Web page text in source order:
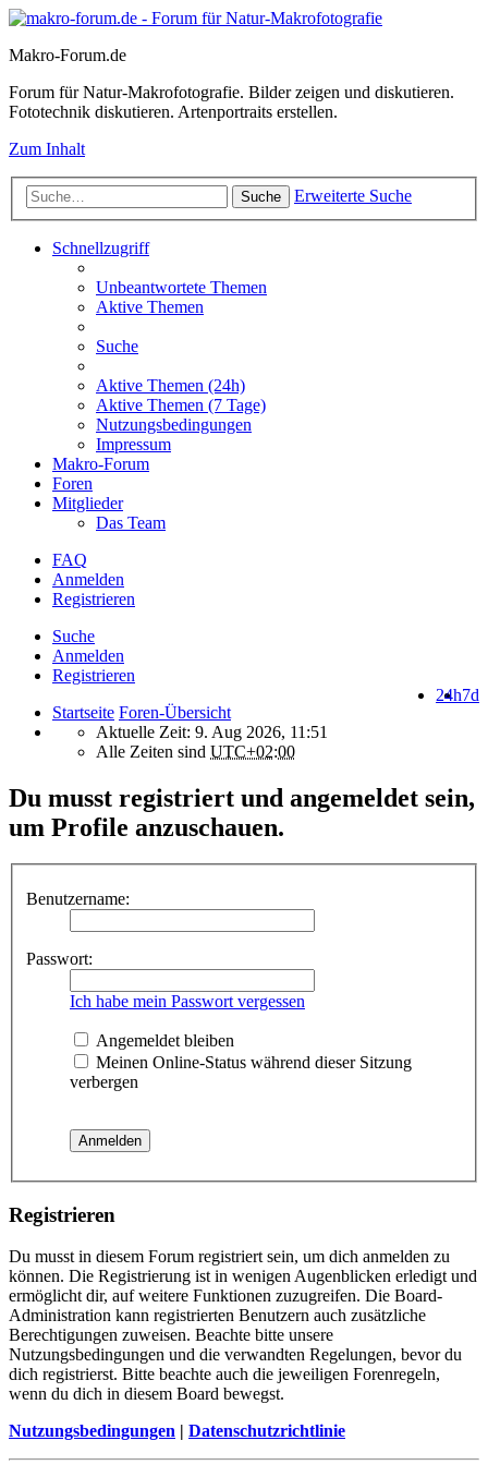
Makro-Forum.de
Forum für Natur-Makrofotografie. Bilder zeigen und diskutieren.
Fototechnik diskutieren. Artenportraits erstellen.
Zum Inhalt
Suche Erweiterte Suche
Schnellzugriff
Unbeantwortete Themen
Aktive Themen
Suche
Aktive Themen (24h)
Aktive Themen (7 Tage)
Nutzungsbedingungen
Impressum
Makro-Forum
Foren
Mitglieder
Das Team
FAQ
Anmelden
Registrieren
Suche
Anmelden
Registrieren
7d
24h
Startseite Foren-Übersicht
Aktuelle Zeit: 9. Aug 2026, 11:51
Alle Zeiten sind UTC+02:00
Du musst registriert und angemeldet sein,
um Profile anzuschauen.
Benutzername:
Passwort:
Ich habe mein Passwort vergessen
Angemeldet bleiben
Meinen Online-Status während dieser Sitzung
verbergen
Registrieren
Du musst in diesem Forum registriert sein, um dich anmelden zu
können. Die Registrierung ist in wenigen Augenblicken erledigt und
ermöglicht dir, auf weitere Funktionen zuzugreifen. Die Board-
Administration kann registrierten Benutzern auch zusätzliche
Berechtigungen zuweisen. Beachte bitte unsere
Nutzungsbedingungen und die verwandten Regelungen, bevor du
dich registrierst. Bitte beachte auch die jeweiligen Forenregeln,
wenn du dich in diesem Board bewegst.
Nutzungsbedingungen | Datenschutzrichtlinie